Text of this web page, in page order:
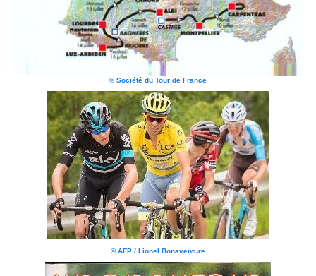
© Société du Tour de France
© AFP / Lionel Bonaventure